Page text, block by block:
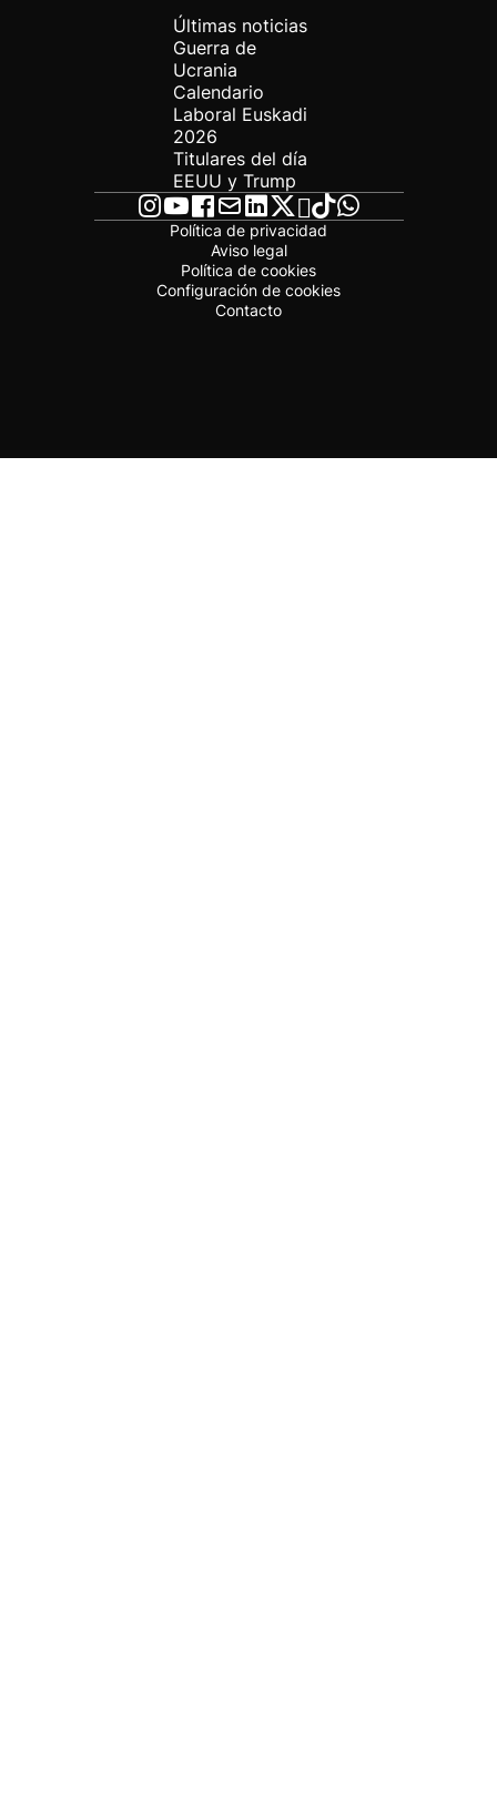
Últimas noticias
Guerra de
Ucrania
Calendario
Laboral Euskadi
2026
Titulares del día
EEUU y Trump
Política de privacidad
Aviso legal
Política de cookies
Configuración de cookies
Contacto